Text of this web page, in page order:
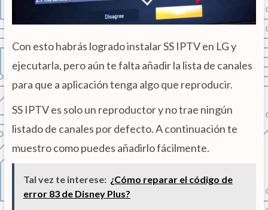
Con esto habrás logrado instalar SS IPTV en LG y
ejecutarla, pero aún te falta añadir la lista de canales
para que a aplicación tenga algo que reproducir.
SS IPTV es solo un reproductor y no trae ningún
listado de canales por defecto. A continuación te
muestro como puedes añadirlo fácilmente.
Tal vez te interese: ¿Cómo reparar el código de
error 83 de Disney Plus?